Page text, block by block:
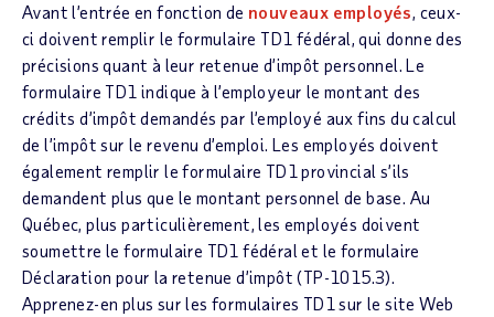
Avant l’entrée en fonction de nouveaux employés, ceux-
ci doivent remplir le formulaire TD1 fédéral, qui donne des
précisions quant à leur retenue d’impôt personnel. Le
formulaire TD1 indique à l’employeur le montant des
crédits d’impôt demandés par l’employé aux fins du calcul
de l’impôt sur le revenu d’emploi. Les employés doivent
également remplir le formulaire TD1 provincial s’ils
demandent plus que le montant personnel de base. Au
Québec, plus particulièrement, les employés doivent
soumettre le formulaire TD1 fédéral et le formulaire
Déclaration pour la retenue d’impôt (TP-1015.3).
Apprenez-en plus sur les formulaires TD1 sur le site Web